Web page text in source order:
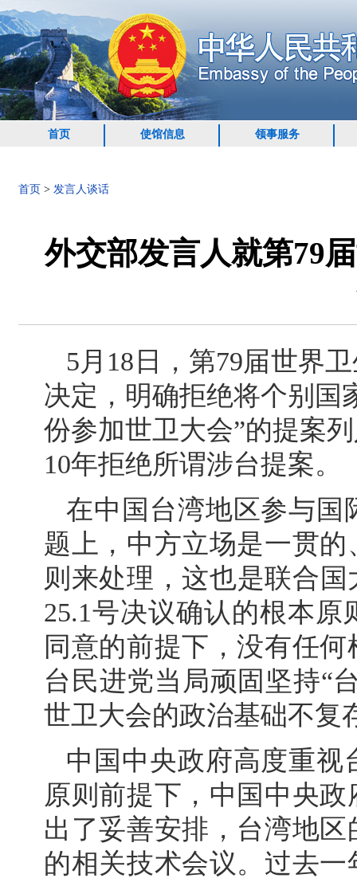
首页 使馆信息 领事服务
首页 > 发言人谈话
外交部发言人就第79
5月18日，第79届世界
决定，明确拒绝将个别国
份参加世卫大会”的提案
10年拒绝所谓涉台提案。
在中国台湾地区参与国
题上，中方立场是一贯
则来处理，这也是联合
25.1号决议确认的根本
同意的前提下，没有任
台民进党当局顽固坚持“
世卫大会的政治基础不复
中国中央政府高度重
原则前提下，中国中央
出了妥善安排，台湾地
的相关技术会议。过去